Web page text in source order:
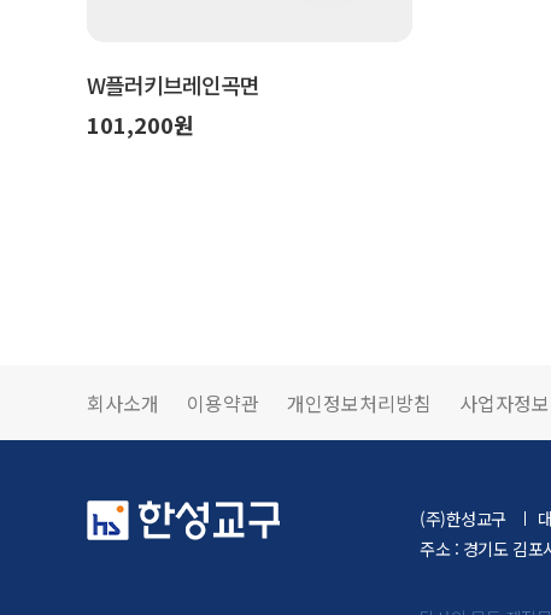
W플러키브레인곡면
101,200원
회사소개 이용약관 개인정보처리방침 사업자정
(주)한성교구
주소 : 경기도 김